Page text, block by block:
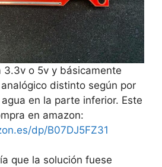
3.3v o 5v y básicamente
distinto según por
en la parte inferior. Este
en amazon:
dp/B07DJ5FZ31
que la solución fuese